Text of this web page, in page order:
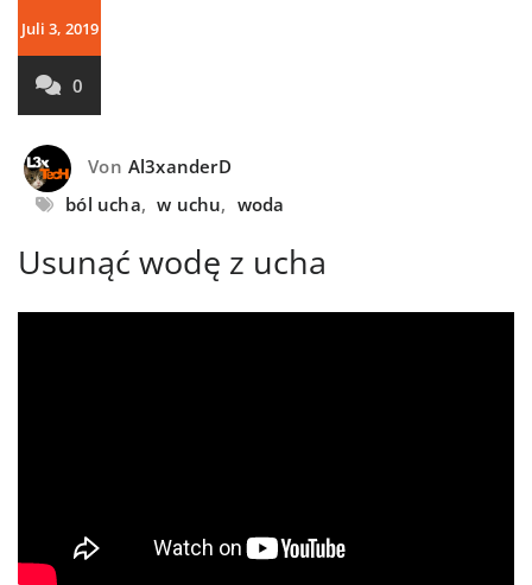
Juli 3, 2019
0
Von Al3xanderD
ból ucha, w uchu, woda
Usunąć wodę z ucha